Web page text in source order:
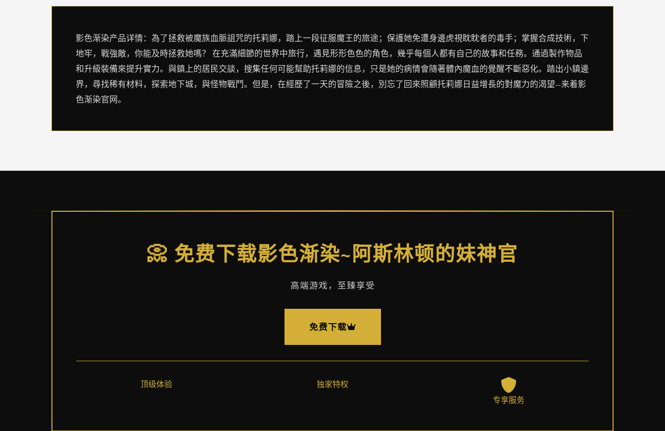
影色渐染产品详情：為了拯救被魔族血脈詛咒的托莉娜，踏上一段征服魔王的旅途；保護她免遭身邊虎視眈眈者的毒手；掌握合成技術，下
地牢，戰強敵，你能及時拯救她嗎？ 在充滿細節的世界中旅行，遇見形形色色的角色，幾乎每個人都有自己的故事和任務。通過製作物品
和升級裝備來提升實力。與鎮上的居民交談，搜集任何可能幫助托莉娜的信息，只是她的病情會隨著體內魔血的覺醒不斷惡化。踏出小鎮邊
界，尋找稀有材料，探索地下城，與怪物戰鬥。但是，在經歷了一天的冒險之後，別忘了回來照顧托莉娜日益增長的對魔力的渴望--来着影
色渐染官网。
📀 免费下载影色渐染~阿斯林顿的妹神官
高端游戏，至臻享受
免费下载
顶级体验
独家特权
专享服务